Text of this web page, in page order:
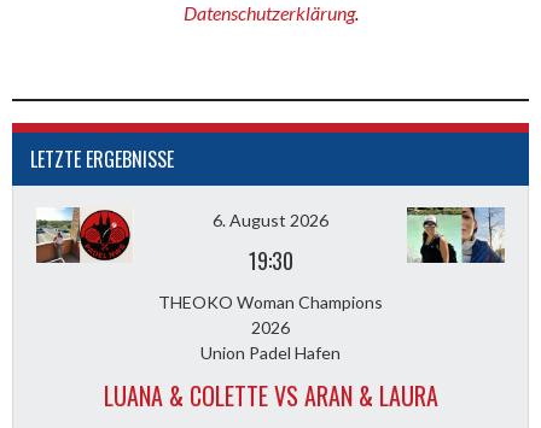
Datenschutzerklärung.
LETZTE ERGEBNISSE
6. August 2026
19:30
THEOKO Woman Champions
2026
Union Padel Hafen
LUANA & COLETTE VS ARAN & LAURA